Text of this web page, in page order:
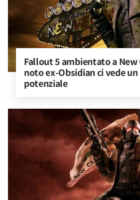
Fallout 5 ambientato a New
noto ex-Obsidian ci vede
potenziale